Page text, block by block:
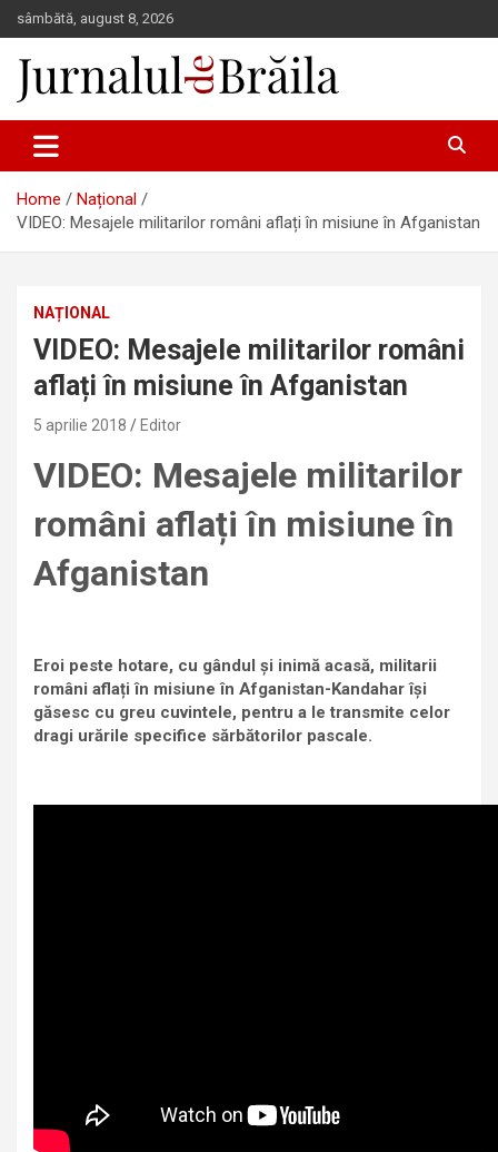
Skip
to
content
sâmbătă, august 8, 2026
Jurnalul de Brăila
Home
Național
VIDEO: Mesajele militarilor români aflați în misiune în Afganistan
NAȚIONAL
VIDEO: Mesajele militarilor români
aflați în misiune în Afganistan
5 aprilie 2018 Editor
VIDEO: Mesajele militarilor
români aflați în misiune în
Afganistan
Eroi peste hotare, cu gândul și inimă acasă, militarii
români aflați în misiune în Afganistan-Kandahar își
găsesc cu greu cuvintele, pentru a le transmite celor
dragi urările specifice sărbătorilor pascale.